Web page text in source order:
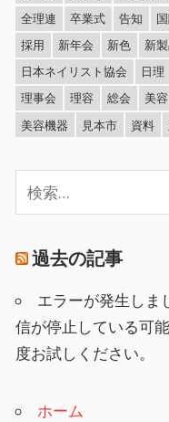
全理連
卒業式 告知
採用
新年会 新色
新
日本ネイリスト協会
日理
理事会
理容 総会 美容
美容機器
見本市 資料
索:
過去の記事
エラーが発生しま
信が停止している可
度お試しください。
ホーム